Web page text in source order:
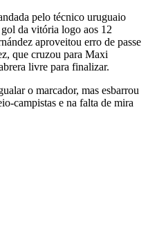
pelo técnico uruguaio
da vitória logo aos 12
aproveitou erro de passe
que cruzou para Maxi
livre para finalizar.
o marcador, mas esbarrou
campistas e na falta de mira